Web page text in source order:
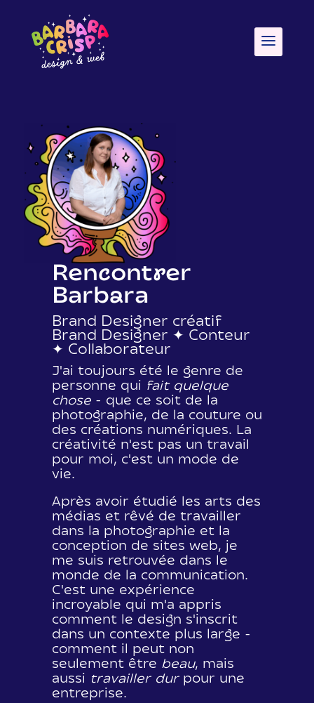
Rencontrer
Barbara
Brand Designer créatif
Brand Designer ✦ Conteur
✦ Collaborateur
J'ai toujours été le genre de
personne qui fait quelque
chose- que ce soit de la
photographie, de la couture ou
des créations numériques. La
créativité n'est pas un travail
pour moi, c'est un mode de
vie.
Après avoir étudié les arts des
médias et rêvé de travailler
dans la photographie et la
conception de sites web, je
me suis retrouvée dans le
monde de la communication.
C'est une expérience
incroyable qui m'a appris
comment le design s'inscrit
dans un contexte plus large -
comment il peut non
seulement être beau, mais
aussi travailler durpour une
entreprise.